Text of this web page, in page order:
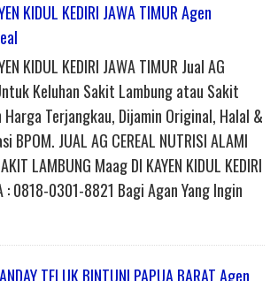
KIDUL KEDIRI JAWA TIMUR Agen
KIDUL KEDIRI JAWA TIMUR Jual AG
Keluhan Sakit Lambung atau Sakit
Harga Terjangkau, Dijamin Original, Halal &
BPOM. JUAL AG CEREAL NUTRISI ALAMI
LAMBUNG Maag DI KAYEN KIDUL KEDIRI
: 0818-0301-8821 Bagi Agan Yang Ingin
TELUK BINTUNI PAPUA BARAT Agen